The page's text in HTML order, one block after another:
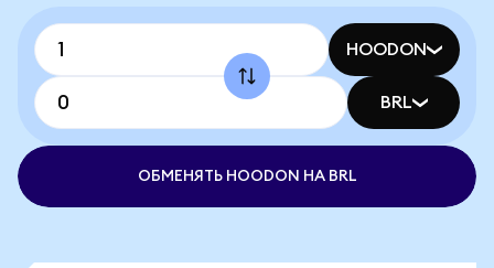
HOODON
BRL
ОБМЕНЯТЬ HOODON НА BRL